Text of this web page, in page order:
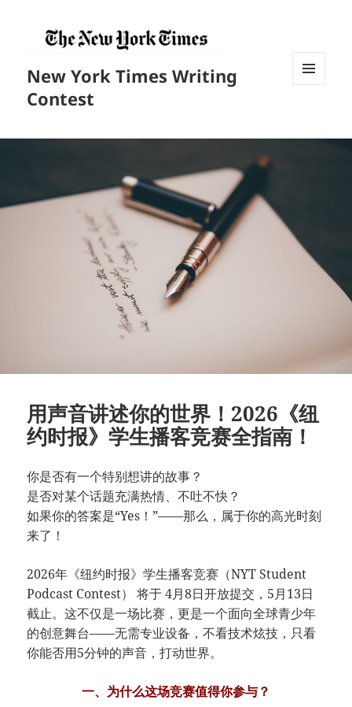
New York Times Writing
Contest
用声音讲述你的世界！2026《纽
约时报》学生播客竞赛全指南！
你是否有一个特别想讲的故事？
是否对某个话题充满热情、不吐不快？
如果你的答案是“Yes！”——那么，属于你的高光时刻
来了！
2026年《纽约时报》学生播客竞赛（NYT Student
Podcast Contest） 将于 4月8日开放提交，5月13日
截止。这不仅是一场比赛，更是一个面向全球青少年
的创意舞台——无需专业设备，不看技术炫技，只看
你能否用5分钟的声音，打动世界。
一、为什么这场竞赛值得你参与？